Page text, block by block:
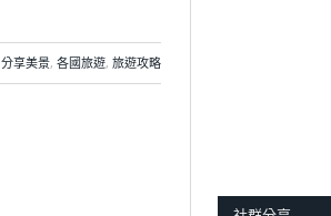
分享美景, 各國旅遊, 旅遊攻略